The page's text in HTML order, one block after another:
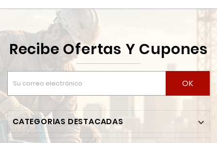
Recibe Ofertas Y Cupones
OK
CATEGORIAS DESTACADAS 